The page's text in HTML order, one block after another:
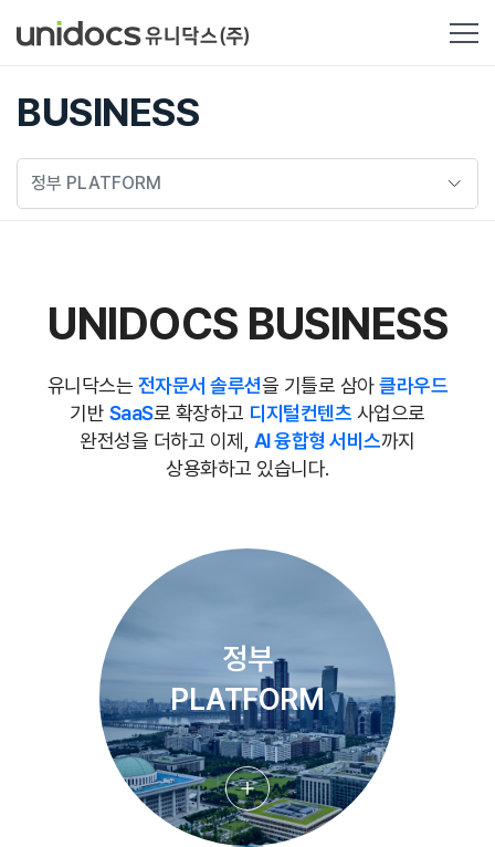
BUSINESS
정부 PLATFORM
UNIDOCS BUSINESS
유니닥스는 전자문서 솔루션을 기틀로 삼아클라우드
기반 SaaS로 확장하고 디지털컨텐츠 사업으로
완전성을 더하고 이제, AI 융합형 서비스까지
상용화하고 있습니다.
정부
PLATFORM